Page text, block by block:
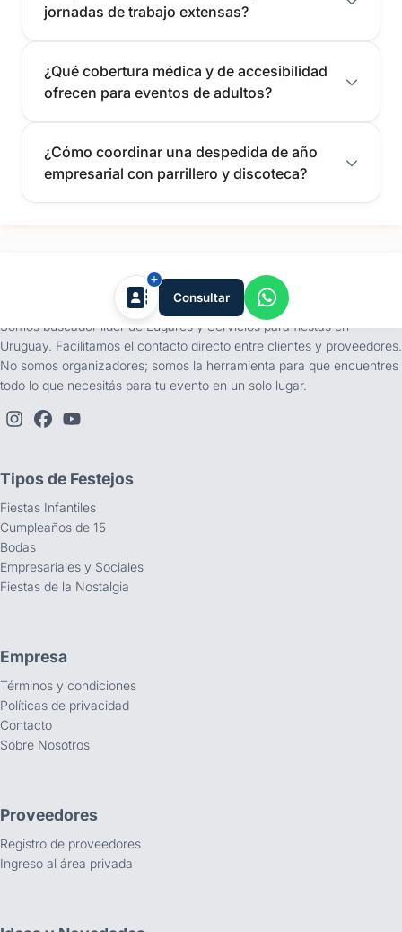
jornadas de trabajo extensas?
¿Qué cobertura médica y de accesibilidad
ofrecen para eventos de adultos?
¿Cómo coordinar una despedida de año
empresarial con parrillero y discoteca?
Consultar
tufiesta.com.uy
Somos buscador líder de Lugares y Servicios para fiestas en
Uruguay. Facilitamos el contacto directo entre clientes y proveedores.
No somos organizadores; somos la herramienta para que encuentres
todo lo que necesitás para tu evento en un solo lugar.
Tipos de Festejos
Fiestas Infantiles
Cumpleaños de 15
Bodas
Empresariales y Sociales
Fiestas de la Nostalgia
Empresa
Términos y condiciones
Políticas de privacidad
Contacto
Sobre Nosotros
Proveedores
Registro de proveedores
Ingreso al área privada